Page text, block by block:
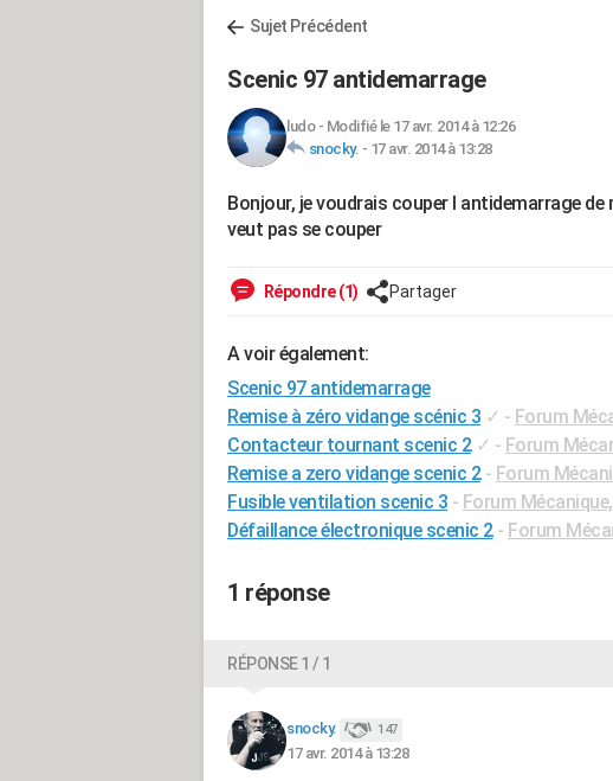
Sujet Précédent
Scenic 97 antidemarrage
ludo- Modifié le 17 avr. 2014 à 12:26
snocky. - 17 avr. 2014 à 13:28
Bonjour, je voudrais couper l antidemarrage
veut pas se couper
Répondre (1) Partager
A voir également:
Scenic 97 antidemarrage
Remise à zéro vidange scénic 3 ✓ - Forum
Contacteur tournant scenic 2 ✓ - Forum
Remise a zero vidange scenic 2 - Forum
Fusible ventilation scenic 3 - Forum
Défaillance électronique scenic 2 - Forum
1 réponse
RÉPONSE 1 / 1
snocky. 147
17 avr. 2014 à 13:28